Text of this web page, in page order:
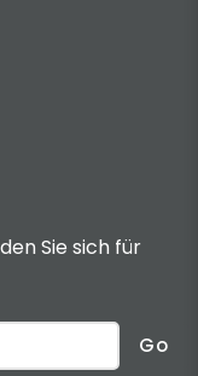
Sie sich für
Go